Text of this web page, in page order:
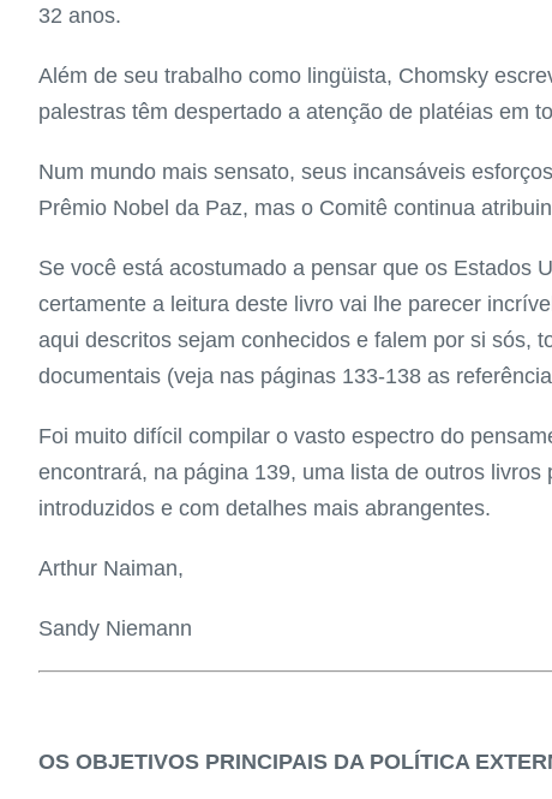
32 anos.
Além de seu trabalho como lingüista, Chomsky
palestras têm despertado a atenção de platéias em
Num mundo mais sensato, seus incansáveis
Prêmio Nobel da Paz, mas o Comitê continua
Se você está acostumado a pensar que os Estados
certamente a leitura deste livro vai lhe parecer
aqui descritos sejam conhecidos e falem por si sós,
documentais (veja nas páginas 133-138 as
Foi muito difícil compilar o vasto espectro do
encontrará, na página 139, uma lista de outros
introduzidos e com detalhes mais abrangentes.
Arthur Naiman,
Sandy Niemann
OS OBJETIVOS PRINCIPAIS DA POLÍTICA